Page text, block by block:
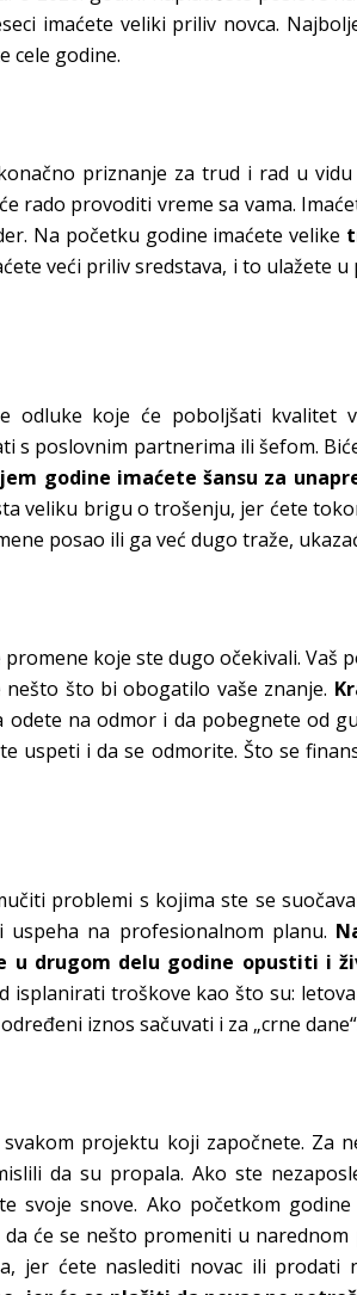
imaćete veliki priliv novca.
cele godine.
priznanje za trud i rad u vidu
rado provoditi vreme sa vama.
Na početku godine imaćete velike
veći priliv sredstava, i to ulažete
odluke koje će poboljšati kvalitet
s poslovnim partnerima ili šefom.
godine imaćete šansu za
veliku brigu o trošenju, jer ćete
posao ili ga već dugo traže,
koje ste dugo očekivali. Vaš
što bi obogatilo vaše znanje.
odete na odmor i da pobegnete od
uspeti i da se odmorite. Što se
problemi s kojima ste se
uspeha na profesionalnom planu.
u drugom delu godine opustiti i
isplanirati troškove kao što su:
iznos sačuvati i za „crne
projektu koji započnete. Za
da su propala. Ako ste
svoje snove. Ako početkom
će se nešto promeniti u
jer ćete naslediti novac ili prodati